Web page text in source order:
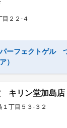
目２２-４
フェクトゲル
）
キリン堂加島店
丁目５３-３２